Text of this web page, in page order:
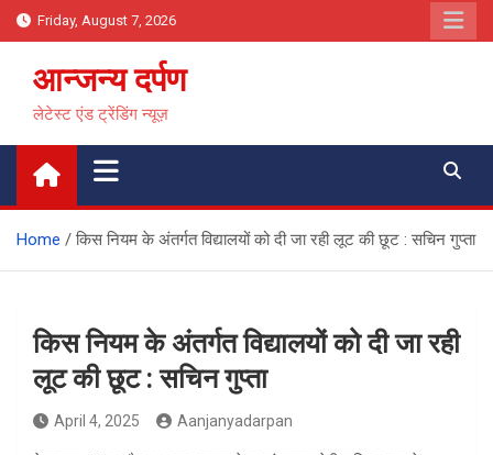
Skip
to
content
Friday, August 7, 2026
आन्जन्य दर्पण
लेटेस्ट एंड ट्रेंडिंग न्यूज़
Home किस नियम के अंतर्गत विद्यालयों को दी जा रही लूट की छूट : सचिन गुप्ता
किस नियम के अंतर्गत विद्यालयों को दी जा रही
लूट की छूट : सचिन गुप्ता
April 4, 2025 Aanjanyadarpan